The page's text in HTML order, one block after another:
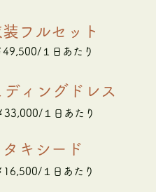
フルセット
49,500/１日あたり
ディングドレス
33,000/１日あたり
タキシード
16,500/１日あたり